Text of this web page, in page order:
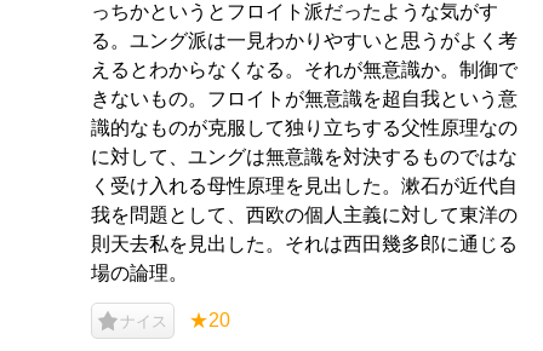
っちかというとフロイト派だったような気がす
る。ユング派は一見わかりやすいと思うがよく考
えるとわからなくなる。それが無意識か。制御で
きないもの。フロイトが無意識を超自我という意
識的なものが克服して独り立ちする父性原理なの
に対して、ユングは無意識を対決するものではな
く受け入れる母性原理を見出した。漱石が近代自
我を問題として、西欧の個人主義に対して東洋の
則天去私を見出した。それは西田幾多郎に通じる
場の論理。
ナイス ★20